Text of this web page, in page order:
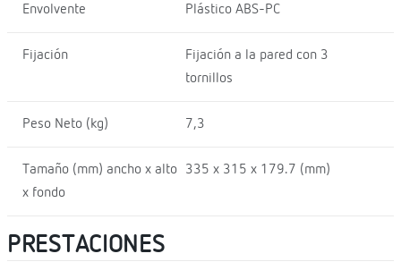
Envolvente Plástico ABS-PC
Fijación
Fijación a la pared con 3
tornillos
Peso Neto (kg) 7,3
Tamaño (mm) ancho x alto
x fondo
335 x 315 x 179.7 (mm)
PRESTACIONES